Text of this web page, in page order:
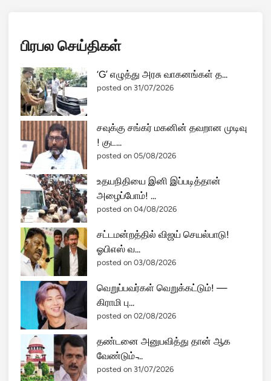
பிரபல செய்திகள்
‘G’ எழுத்து அரசு வாகனங்கள் த...
posted on 31/07/2026
சவுக்கு சங்கர் மகனின் தவறான முடிவு
! குட...
posted on 05/08/2026
உதயநிதியை இனி இப்படித்தான்
அழைப்போம்! ...
posted on 04/08/2026
சட்டமன்றத்தில் விஜய் செயல்பாடு!
ஓபிஎஸ் வ...
posted on 03/08/2026
வெறுப்பவர்கள் வெறுக்கட்டும்! —
கிராமி பு...
posted on 02/08/2026
தண்டனை அனுபவித்து தான் ஆக
வேண்டும் ̵...
posted on 31/07/2026